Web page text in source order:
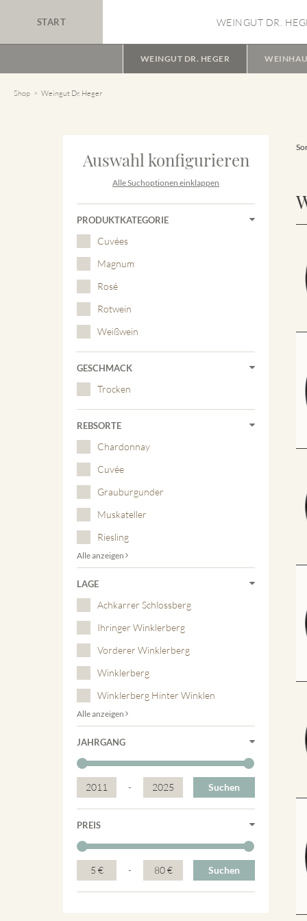
START WEINGUT DR.
WEINGUT DR. HEGER
Shop Weingut Dr. Heger
Auswahl konfigurieren
Alle Suchoptionen einklappen
PRODUKTKATEGORIE
Cuvées
Magnum
Rosé
Rotwein
Weißwein
GESCHMACK
Trocken
REBSORTE
Chardonnay
Cuvée
Grauburgunder
Muskateller
Riesling
Alle anzeigen
LAGE
Achkarrer Schlossberg
Ihringer Winklerberg
Vorderer Winklerberg
Winklerberg
Winklerberg Hinter Winklen
Alle anzeigen
JAHRGANG
2011 - 2025 Suchen
PREIS
5 € - 80 € Suchen